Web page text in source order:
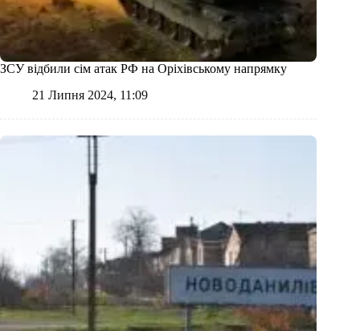
ЗСУ відбили сім атак РФ на Оріхівському напрямку
21 Липня 2024, 11:09